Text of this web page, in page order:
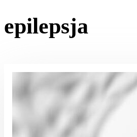
epilepsja